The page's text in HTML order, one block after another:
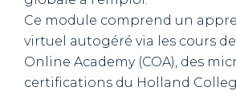
Ce module comprend un
virtuel autogéré via les cours de
Online Academy (COA), des
certifications du Holland